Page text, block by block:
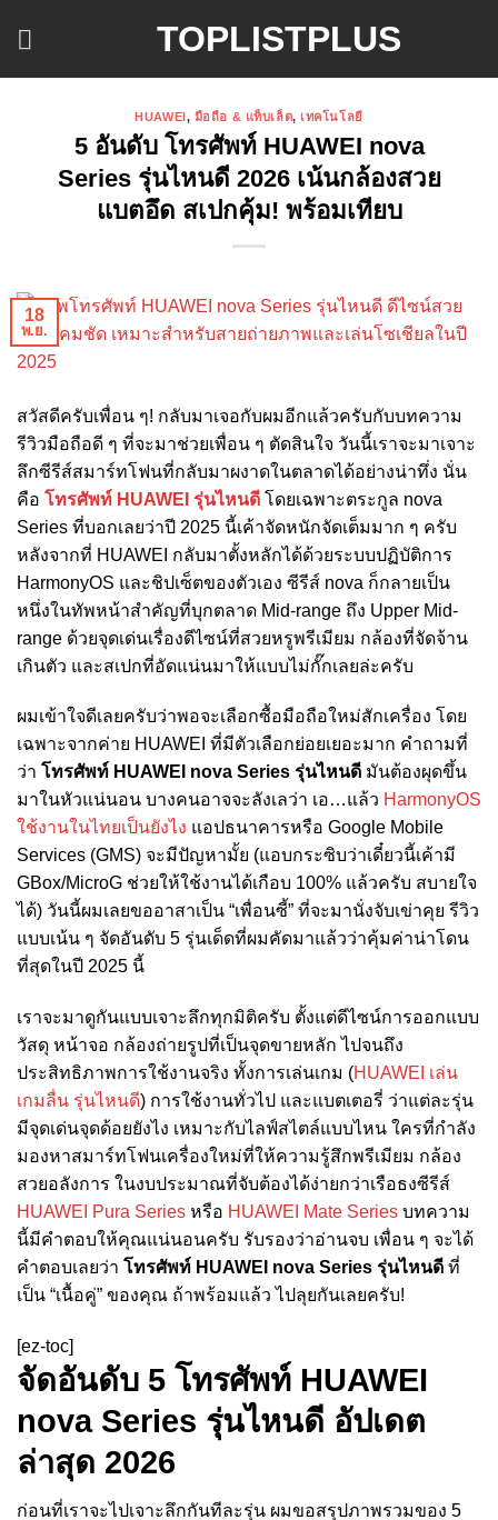
TOPLISTPLUS
HUAWEI, มือถือ & แท็บเล็ต, เทคโนโลยี
5 อันดับ โทรศัพท์ HUAWEI nova
Series รุ่นไหนดี 2026 เน้นกล้องสวย
แบตอึด สเปกคุ้ม! พร้อมเทียบ
18
พ.ย.
สวัสดีครับเพื่อน ๆ! กลับมาเจอกับผมอีกแล้วครับกับบทความ
รีวิวมือถือดี ๆ ที่จะมาช่วยเพื่อน ๆ ตัดสินใจ วันนี้เราจะมาเจาะ
ลึกซีรีส์สมาร์ทโฟนที่กลับมาผงาดในตลาดได้อย่างน่าทึ่ง นั่น
คือ โทรศัพท์ HUAWEI รุ่นไหนดี โดยเฉพาะตระกูล nova
Series ที่บอกเลยว่าปี 2025 นี้เค้าจัดหนักจัดเต็มมาก ๆ ครับ
หลังจากที่ HUAWEI กลับมาตั้งหลักได้ด้วยระบบปฏิบัติการ
HarmonyOS และชิปเซ็ตของตัวเอง ซีรีส์ nova ก็กลายเป็น
หนึ่งในทัพหน้าสำคัญที่บุกตลาด Mid-range ถึง Upper Mid-
range ด้วยจุดเด่นเรื่องดีไซน์ที่สวยหรูพรีเมียม กล้องที่จัดจ้าน
เกินตัว และสเปกที่อัดแน่นมาให้แบบไม่กั๊กเลยล่ะครับ
ผมเข้าใจดีเลยครับว่าพอจะเลือกซื้อมือถือใหม่สักเครื่อง โดย
เฉพาะจากค่าย HUAWEI ที่มีตัวเลือกย่อยเยอะมาก คำถามที่
ว่า โทรศัพท์ HUAWEI nova Series รุ่นไหนดี มันต้องผุดขึ้น
มาในหัวแน่นอน บางคนอาจจะลังเลว่า เอ…แล้ว HarmonyOS
ใช้งานในไทยเป็นยังไง แอปธนาคารหรือ Google Mobile
Services (GMS) จะมีปัญหามั้ย (แอบกระซิบว่าเดี๋ยวนี้เค้ามี
GBox/MicroG ช่วยให้ใช้งานได้เกือบ 100% แล้วครับ สบายใจ
ได้) วันนี้ผมเลยขออาสาเป็น “เพื่อนซี้” ที่จะมานั่งจับเข่าคุย รีวิว
แบบเน้น ๆ จัดอันดับ 5 รุ่นเด็ดที่ผมคัดมาแล้วว่าคุ้มค่าน่าโดน
ที่สุดในปี 2025 นี้
เราจะมาดูกันแบบเจาะลึกทุกมิติครับ ตั้งแต่ดีไซน์การออกแบบ
วัสดุ หน้าจอ กล้องถ่ายรูปที่เป็นจุดขายหลัก ไปจนถึง
ประสิทธิภาพการใช้งานจริง ทั้งการเล่นเกม (HUAWEI เล่น
เกมลื่น รุ่นไหนดี) การใช้งานทั่วไป และแบตเตอรี่ ว่าแต่ละรุ่น
มีจุดเด่นจุดด้อยยังไง เหมาะกับไลฟ์สไตล์แบบไหน ใครที่กำลัง
มองหาสมาร์ทโฟนเครื่องใหม่ที่ให้ความรู้สึกพรีเมียม กล้อง
สวยอลังการ ในงบประมาณที่จับต้องได้ง่ายกว่าเรือธงซีรีส์
HUAWEI Pura Series หรือ HUAWEI Mate Series บทความ
นี้มีคำตอบให้คุณแน่นอนครับ รับรองว่าอ่านจบ เพื่อน ๆ จะได้
คำตอบเลยว่า โทรศัพท์ HUAWEI nova Series รุ่นไหนดี ที่
เป็น “เนื้อคู่” ของคุณ ถ้าพร้อมแล้ว ไปลุยกันเลยครับ!
[ez-toc]
จัดอันดับ 5 โทรศัพท์ HUAWEI
nova Series รุ่นไหนดี อัปเดต
ล่าสุด 2026
ก่อนที่เราจะไปเจาะลึกกันทีละรุ่น ผมขอสรุปภาพรวมของ 5